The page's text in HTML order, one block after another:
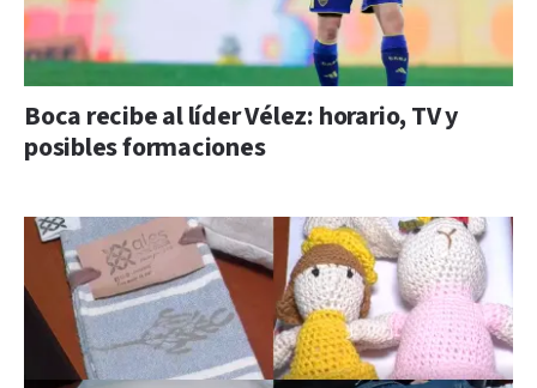
Boca recibe al líder Vélez: horario, TV y
posibles formaciones